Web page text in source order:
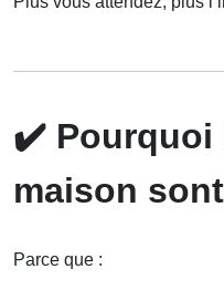
✔️ Pourquoi
maison
Parce que :